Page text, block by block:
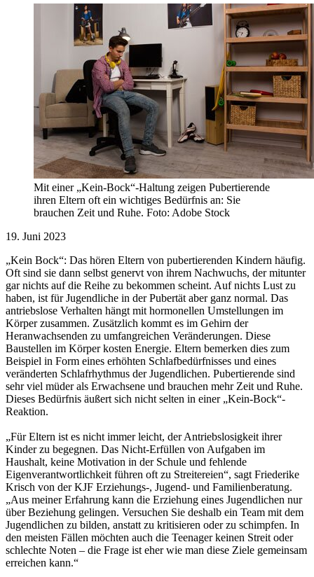
Mit einer „Kein-Bock“-Haltung zeigen Pubertierende
ihren Eltern oft ein wichtiges Bedürfnis an: Sie
brauchen Zeit und Ruhe. Foto: Adobe Stock
19. Juni 2023
„Kein Bock“: Das hören Eltern von pubertierenden Kindern häufig.
Oft sind sie dann selbst genervt von ihrem Nachwuchs, der mitunter
gar nichts auf die Reihe zu bekommen scheint. Auf nichts Lust zu
haben, ist für Jugendliche in der Pubertät aber ganz normal. Das
antriebslose Verhalten hängt mit hormonellen Umstellungen im
Körper zusammen. Zusätzlich kommt es im Gehirn der
Heranwachsenden zu umfangreichen Veränderungen. Diese
Baustellen im Körper kosten Energie. Eltern bemerken dies zum
Beispiel in Form eines erhöhten Schlafbedürfnisses und eines
veränderten Schlafrhythmus der Jugendlichen. Pubertierende sind
sehr viel müder als Erwachsene und brauchen mehr Zeit und Ruhe.
Dieses Bedürfnis äußert sich nicht selten in einer „Kein-Bock“-
Reaktion.
„Für Eltern ist es nicht immer leicht, der Antriebslosigkeit ihrer
Kinder zu begegnen. Das Nicht-Erfüllen von Aufgaben im
Haushalt, keine Motivation in der Schule und fehlende
Eigenverantwortlichkeit führen oft zu Streitereien“, sagt Friederike
Krisch von der KJF Erziehungs-, Jugend- und Familienberatung.
„Aus meiner Erfahrung kann die Erziehung eines Jugendlichen nur
über Beziehung gelingen. Versuchen Sie deshalb ein Team mit dem
Jugendlichen zu bilden, anstatt zu kritisieren oder zu schimpfen. In
den meisten Fällen möchten auch die Teenager keinen Streit oder
schlechte Noten – die Frage ist eher wie man diese Ziele gemeinsam
erreichen kann.“